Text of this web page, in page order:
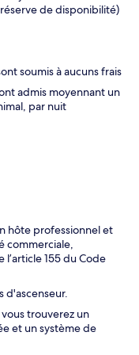
de disponibilité)
soumis à aucuns frais
admis moyennant un
par nuit
hôte professionnel et
commerciale,
l’article 155 du Code
d'ascenseur.
trouverez un
et un système de